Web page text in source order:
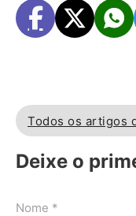
Todos os artigos
Deixe o
Nome *